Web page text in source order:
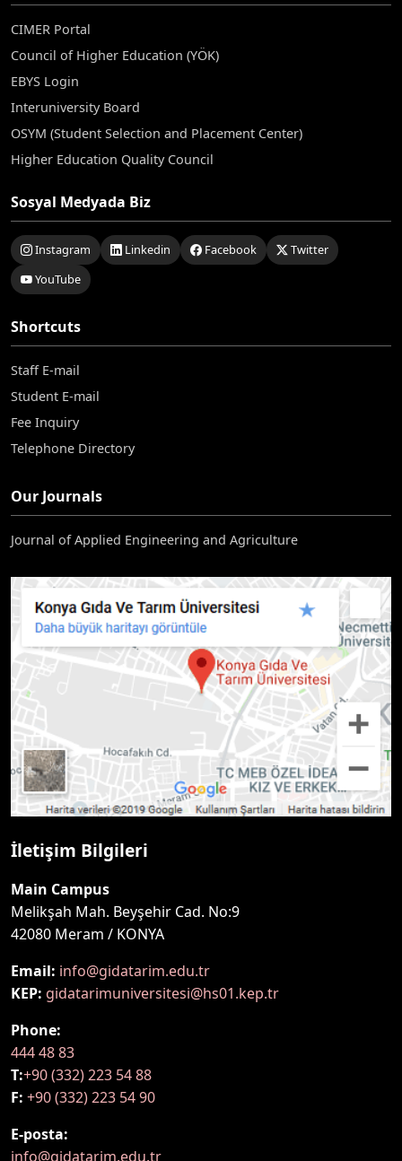
CIMER Portal
Council of Higher Education (YÖK)
EBYS Login
Interuniversity Board
OSYM (Student Selection and Placement Center)
Higher Education Quality Council
Sosyal Medyada Biz
Instagram Linkedin Facebook
Twitter
YouTube
Shortcuts
Staff E-mail
Student E-mail
Fee Inquiry
Telephone Directory
Our Journals
Journal of Applied Engineering and Agriculture
İletişim Bilgileri
Main Campus
Melikşah Mah. Beyşehir Cad. No:9
42080 Meram / KONYA
Email: info@gidatarim.edu.tr
KEP: gidatarimuniversitesi@hs01.kep.tr
Phone:
444 48 83
T:+90 (332) 223 54 88
F: +90 (332) 223 54 90
E-posta:
info@gidatarim.edu.tr